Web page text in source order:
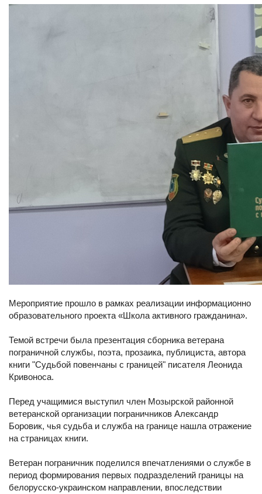
Мероприятие прошло в рамках реализации информационно
образовательного проекта «Школа активного гражданина».
Темой встречи была презентация сборника ветерана
пограничной службы, поэта, прозаика, публициста, автора
книги "Судьбой повенчаны с границей" писателя Леонида
Кривоноса.
Перед учащимися выступил член Мозырской районной
ветеранской организации пограничников Александр
Боровик, чья судьба и служба на границе нашла отражение
на страницах книги.
Ветеран пограничник поделился впечатлениями о службе в
период формирования первых подразделений границы на
белорусско-украинском направлении, впоследствии